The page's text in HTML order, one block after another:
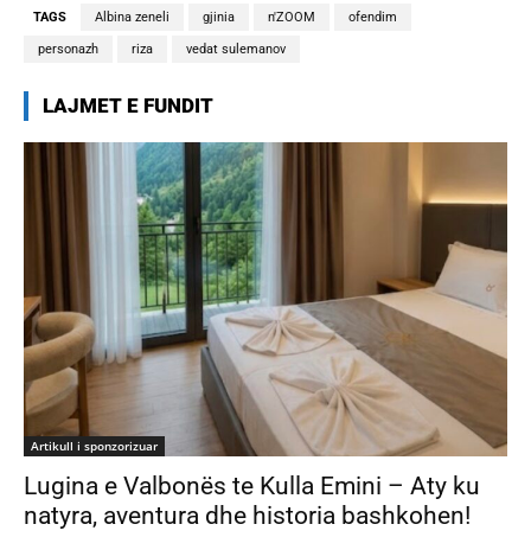
TAGS Albina zeneli gjinia n'ZOOM ofendim
personazh riza vedat sulemanov
LAJMET E FUNDIT
Artikull i sponzorizuar
Lugina e Valbonës te Kulla Emini – Aty ku
natyra, aventura dhe historia bashkohen!